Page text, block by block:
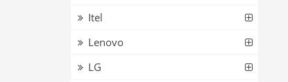
Itel
Lenovo
LG